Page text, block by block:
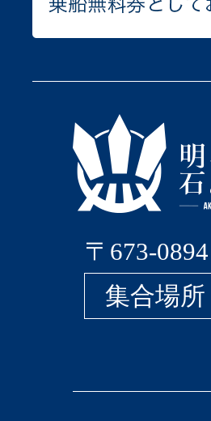
〒673-
集合場